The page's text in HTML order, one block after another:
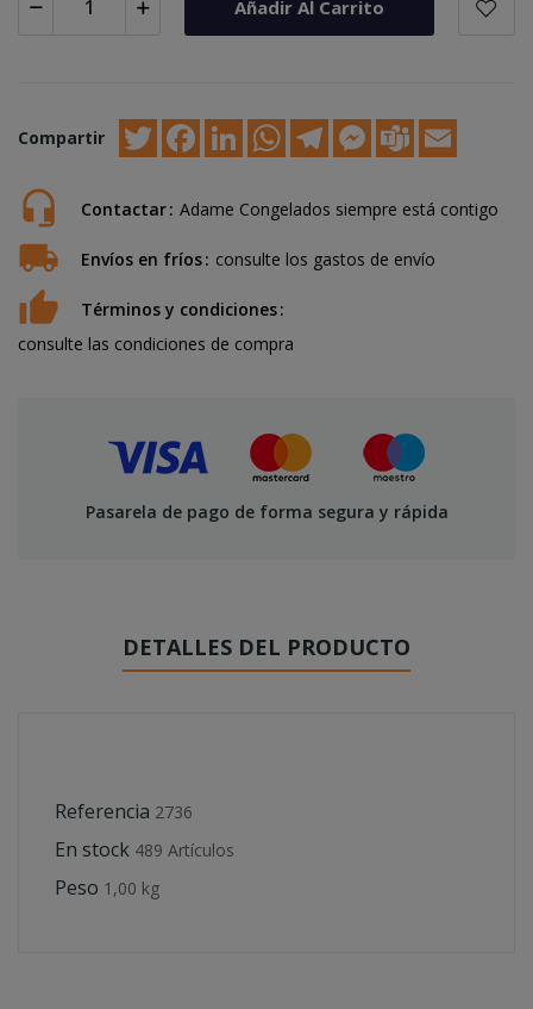
Añadir Al Carrito
Compartir TwitterFacebookLinkedInWhatsAppTelegramMessenger
Teams
Contactar Adame Congelados siempre está contigo
Envíos en fríos consulte los gastos de envío
Términos y condiciones
consulte las condiciones de compra
Pasarela de pago de forma segura y rápida
DETALLES DEL PRODUCTO
Referencia 2736
En stock 489 Artículos
Peso 1,00 kg